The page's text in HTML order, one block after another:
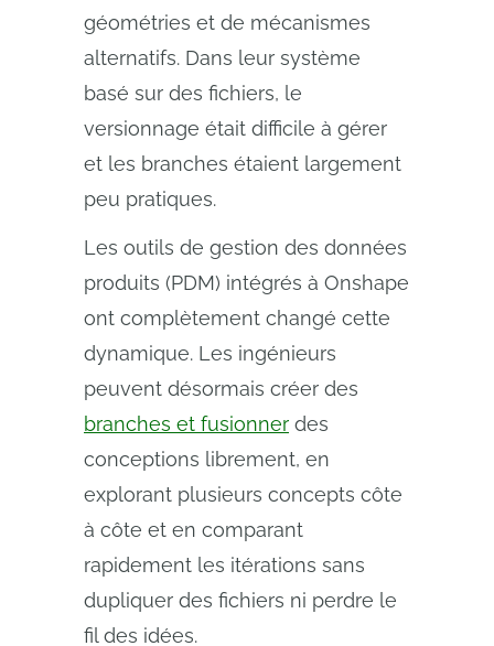
géométries et de mécanismes
alternatifs. Dans leur système
basé sur des fichiers, le
versionnage était difficile à gérer
et les branches étaient largement
peu pratiques.
Les outils de gestion des données
produits (PDM) intégrés à Onshape
ont complètement changé cette
dynamique. Les ingénieurs
peuvent désormais créer des
branches et fusionner des
conceptions librement, en
explorant plusieurs concepts côte
à côte et en comparant
rapidement les itérations sans
dupliquer des fichiers ni perdre le
fil des idées.